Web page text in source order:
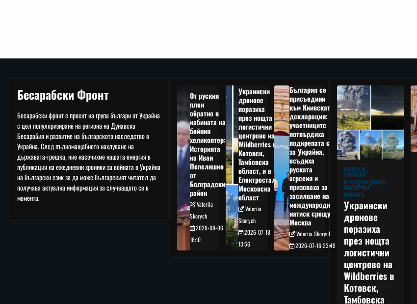
Бесарабски Фронт
Бесарабски фронт е проект на група българи от Украйна
с цел популяризиране на региона на Дунавска
Бесарабия и развитие на българското наследство в
Украйна. След пълномащабното нахлуване на
държавата-грешка, ние насочихме нашата енергия в
публикация на ежедневни хроники за войната в Украйна
на български език за да може българският читател да
получава актуална информация за случващото се в
момента.
От руския
плен
обратно в
кабината на
бойния
хеликоптер:
Историята
на Иван
Пепеляшко
от
Болградския
район
Valeriia
Skorych
2026-08-06
18:10
Украински
дронове
поразиха
през нощта
логистични
центрове на
Wildberries в
Котовск,
Тамбовска
област, и в
Електростал,
Московска
област
Valeriia
Skorych
2026-07-18
13:56
България се
присъедини
към Киивската
декларация:
участниците
потвърдиха
подкрепата си
за Украйна,
осъдиха
руската
агресия и
призоваха за
засилване на
международния
натиск срещу
Москва
Valeriia Skorych
2026-07-16 23:49
ВОЙНА В
УКРАЙНА
МЕЖДУНАРОДНА
ПОЛИТИКА
НОВИНИ
Украински
дронове
поразиха
през нощта
логистични
центрове на
Wildberries в
Котовск,
Тамбовска